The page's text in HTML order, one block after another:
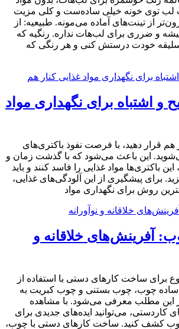
لب توی خونه خیلی ساده‌ست و کلی مزیت
از تینت‌های آماده می‌مونه. طبیعیه: از
و ضرری برای لب‌هات نداره. رنگیه که
خودت درستش کنی و هر رنگی که
اشتباه برای نگهداری مواد
هم قرار دهید، با فرصت نفوذ باکتری‌های
این باعث می‌شود که با گذشت زمان و
باکتری‌ها مواد غذایی را فاسد کنند و باید
برای پیشگیری از این آلودگی‌های غذایی،
روش برای نگهداری مواد
آفرینش‌های خلاقانه و
برای ساخت کارهای دستی با استفاده از
ساده چوب، چوب بستنی و چوب کبریت به
این مطلب معرفی می‌شود. با مشاهده
کاردستی، می‌توانید ایده‌های جدیدی برای
کشف کنید. ساخت کارهای دستی با چوب،